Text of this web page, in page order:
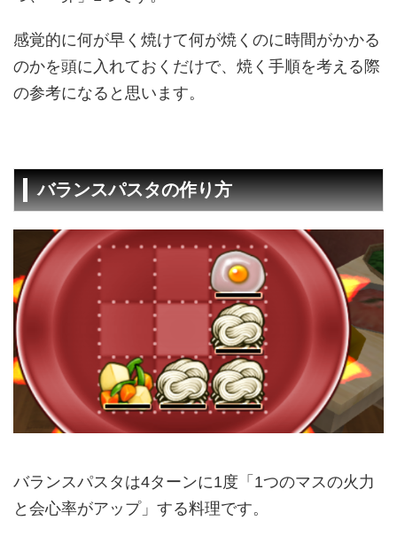
感覚的に何が早く焼けて何が焼くのに時間がかかる
のかを頭に入れておくだけで、焼く手順を考える際
の参考になると思います。
バランスパスタの作り方
バランスパスタは4ターンに1度「1つのマスの火力
と会心率がアップ」する料理です。